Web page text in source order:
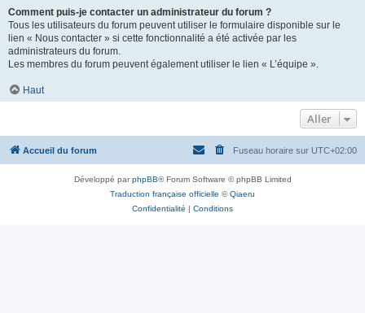
Comment puis-je contacter un administrateur du forum ?
Tous les utilisateurs du forum peuvent utiliser le formulaire disponible sur le
lien « Nous contacter » si cette fonctionnalité a été activée par les
administrateurs du forum.
Les membres du forum peuvent également utiliser le lien « L’équipe ».
Haut
Aller
Accueil du forum Fuseau horaire sur UTC+02:00
Développé parphpBB® Forum Software © phpBB Limited
Traduction française officielle ©Qiaeru
Confidentialité | Conditions